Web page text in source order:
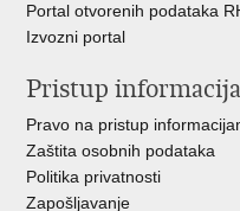
Portal otvorenih podataka
Izvozni portal
Pristup
Pravo na pristup
Zaštita osobnih podataka
Politika privatnosti
Zapošljavanje